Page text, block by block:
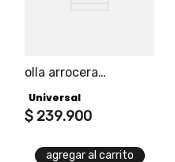
olla arrocera
cuenta con vasija
con recubrimiento
Universal
$ 239.900
agregar al carrito